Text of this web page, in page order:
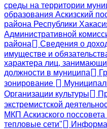
среды на территории
образования Аскизский
района Республики
Административной
района
Сведения о
имуществе и
характера лиц,
должности в муниципа
зонирование
Организации культуры
экстремистской
МКП Аскизского поссовета
тепловые сети"